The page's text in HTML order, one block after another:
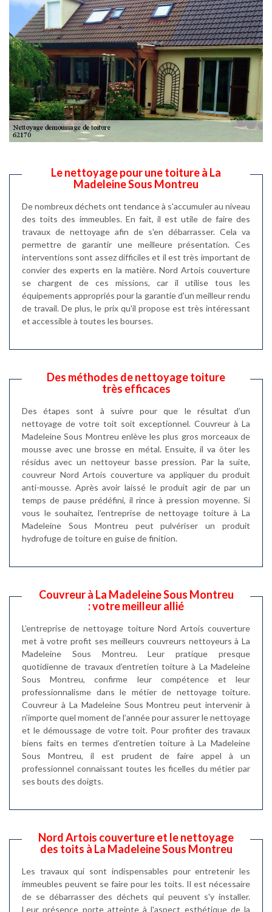
Le nettoyage pour une toiture à La
Madeleine Sous Montreu
De nombreux déchets ont tendance à s'accumuler au niveau
des toits des immeubles. En fait, il est utile de faire des
travaux de nettoyage afin de s'en débarrasser. Cela va
permettre de garantir une meilleure présentation. Ces
interventions sont assez difficiles et il est très important de
convier des experts en la matière. Nord Artois couverture
se chargent de ces missions, car il utilise tous les
équipements appropriés pour la garantie d'un meilleur rendu
de travail. De plus, le prix qu'il propose est très intéressant
et accessible à toutes les bourses.
Des méthodes de nettoyage toiture
très efficaces
Des étapes sont à suivre pour que le résultat d’un
nettoyage de votre toit soit exceptionnel. Couvreur à La
Madeleine Sous Montreu enlève les plus gros morceaux de
mousse avec une brosse en métal. Ensuite, il va ôter les
résidus avec un nettoyeur basse pression. Par la suite,
couvreur Nord Artois couverture va appliquer du produit
anti-mousse. Après avoir laissé le produit agir de par un
temps de pause prédéfini, il rince à pression moyenne. Si
vous le souhaitez, l’entreprise de nettoyage toiture à La
Madeleine Sous Montreu peut pulvériser un produit
hydrofuge de toiture en guise de finition.
Couvreur à La Madeleine Sous Montreu
: votre meilleur allié
L’entreprise de nettoyage toiture Nord Artois couverture
met à votre profit ses meilleurs couvreurs nettoyeurs à La
Madeleine Sous Montreu. Leur pratique presque
quotidienne de travaux d’entretien toiture à La Madeleine
Sous Montreu, confirme leur compétence et leur
professionnalisme dans le métier de nettoyage toiture.
Couvreur à La Madeleine Sous Montreu peut intervenir à
n’importe quel moment de l’année pour assurer le nettoyage
et le démoussage de votre toit. Pour profiter des travaux
biens faits en termes d’entretien toiture à La Madeleine
Sous Montreu, il est prudent de faire appel à un
professionnel connaissant toutes les ficelles du métier par
ses bouts des doigts.
Nord Artois couverture et le nettoyage
des toits à La Madeleine Sous Montreu
Les travaux qui sont indispensables pour entretenir les
immeubles peuvent se faire pour les toits. Il est nécessaire
de se débarrasser des déchets qui peuvent s'y installer.
Leur présence porte atteinte à l'aspect esthétique de la